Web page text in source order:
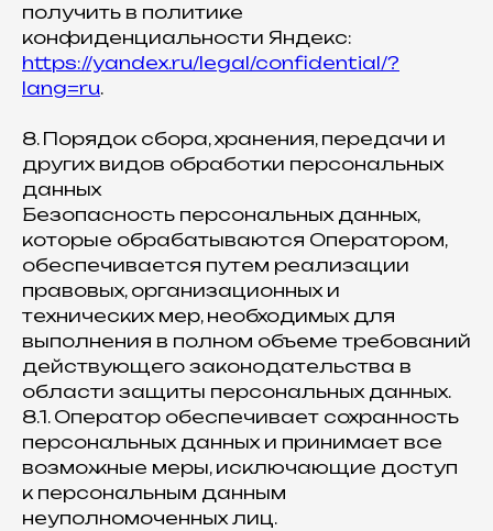
получить в политике
конфиденциальности Яндекс:
https://yandex.ru/legal/confidential/?
lang=ru.
8. Порядок сбора, хранения, передачи и
других видов обработки персональных
данных
Безопасность персональных данных,
которые обрабатываются Оператором,
обеспечивается путем реализации
правовых, организационных и
технических мер, необходимых для
выполнения в полном объеме требований
действующего законодательства в
области защиты персональных данных.
8.1. Оператор обеспечивает сохранность
персональных данных и принимает все
возможные меры, исключающие доступ
к персональным данным
неуполномоченных лиц.